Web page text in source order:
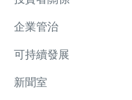
企業管治
可持續發展
新聞室